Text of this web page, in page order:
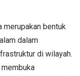
merupakan bentuk
dalam
di wilayah.
membuka